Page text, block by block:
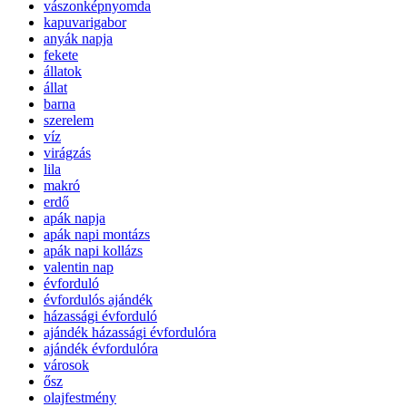
vászonképnyomda
kapuvarigabor
anyák napja
fekete
állatok
állat
barna
szerelem
víz
virágzás
lila
makró
erdő
apák napja
apák napi montázs
apák napi kollázs
valentin nap
évforduló
évfordulós ajándék
házassági évforduló
ajándék házassági évfordulóra
ajándék évfordulóra
városok
ősz
olajfestmény